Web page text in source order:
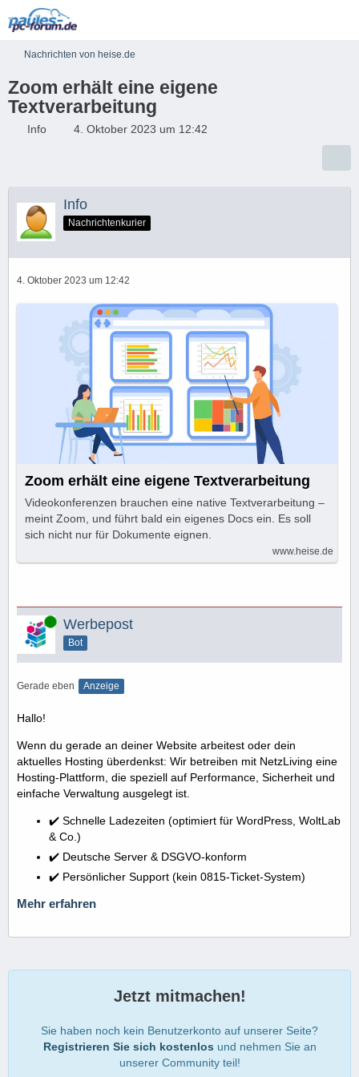
Nachrichten von heise.de
Zoom erhält eine eigene
Textverarbeitung
Info 4. Oktober 2023 um 12:42
Info
Nachrichtenkurier
4. Oktober 2023 um 12:42
Zoom erhält eine eigene Textverarbeitung
Videokonferenzen brauchen eine native Textverarbeitung –
meint Zoom, und führt bald ein eigenes Docs ein. Es soll
sich nicht nur für Dokumente eignen.
www.heise.de
Online Werbepost
Bot
Gerade eben Anzeige
Hallo!
Wenn du gerade an deiner Website arbeitest oder dein
aktuelles Hosting überdenkst: Wir betreiben mit NetzLiving eine
Hosting-Plattform, die speziell auf Performance, Sicherheit und
einfache Verwaltung ausgelegt ist.
✔️ Schnelle Ladezeiten (optimiert für WordPress, WoltLab
& Co.)
✔️ Deutsche Server & DSGVO-konform
✔️ Persönlicher Support (kein 0815-Ticket-System)
Mehr erfahren
Jetzt mitmachen!
Sie haben noch kein Benutzerkonto auf unserer Seite?
Registrieren Sie sich kostenlos und nehmen Sie an
unserer Community teil!